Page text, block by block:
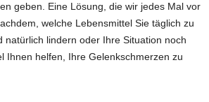
geben. Eine Lösung, die wir jedes Mal vor
welche Lebensmittel Sie täglich zu
lindern oder Ihre Situation noch
Ihnen helfen, Ihre Gelenkschmerzen zu